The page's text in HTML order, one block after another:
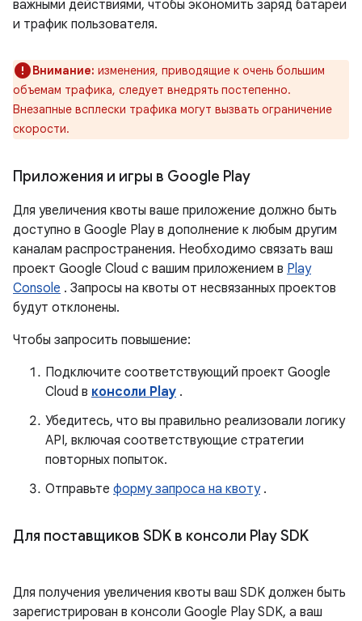
важными действиями, чтобы экономить заряд батареи
и трафик пользователя.
Внимание: изменения, приводящие к очень большим
объемам трафика, следует внедрять постепенно.
Внезапные всплески трафика могут вызвать ограничение
скорости.
Приложения и игры в Google Play
Для увеличения квоты ваше приложение должно быть
доступно в Google Play в дополнение к любым другим
каналам распространения. Необходимо связать ваш
проект Google Cloud с вашим приложением в Play
Console . Запросы на квоты от несвязанных проектов
будут отклонены.
Чтобы запросить повышение:
Подключите соответствующий проект Google
Cloud в консоли Play .
Убедитесь, что вы правильно реализовали логику
API, включая соответствующие стратегии
повторных попыток.
Отправьте форму запроса на квоту.
Для поставщиков SDK в консоли Play SDK
Для получения увеличения квоты ваш SDK должен быть
зарегистрирован в консоли Google Play SDK, а ваш